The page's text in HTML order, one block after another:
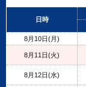
+
日時
8月10日(月)
8月11日(火)
8月12日(水)